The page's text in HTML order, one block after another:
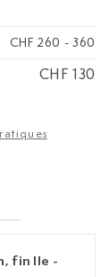
CHF 260 - 360
CHF 130
fin IIe -